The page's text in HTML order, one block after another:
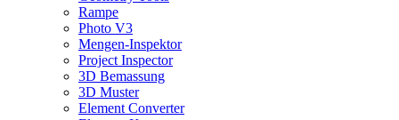
Rampe
Photo V3
Mengen-Inspektor
Project Inspector
3D Bemassung
3D Muster
Element Converter